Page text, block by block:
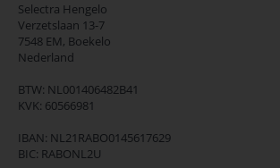
Selectra Hengelo
Verzetslaan 13-7
7548 EM, Boekelo
Nederland
BTW: NL001406482B41
KVK: 60566981
IBAN: NL21RABO0145617629
BIC: RABONL2U